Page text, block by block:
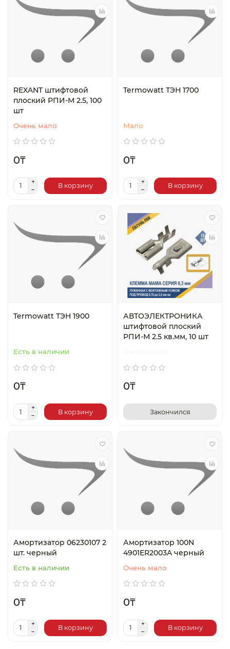
REXANT штифтовой
плоский РПИ-М 2.5, 100
шт
Очень мало
0₸
В корзину
Termowatt ТЭН 1700
Мало
0₸
В корзину
Termowatt ТЭН 1900
Есть в наличии
0₸
В корзину
АВТОЭЛЕКТРОНИКА
штифтовой плоский
РПИ-М 2.5 кв.мм, 10 шт
0₸
Закончился
Амортизатор 06230107 2
шт. черный
Есть в наличии
0₸
В корзину
Амортизатор 100N
4901ER2003A черный
Очень мало
0₸
В корзину